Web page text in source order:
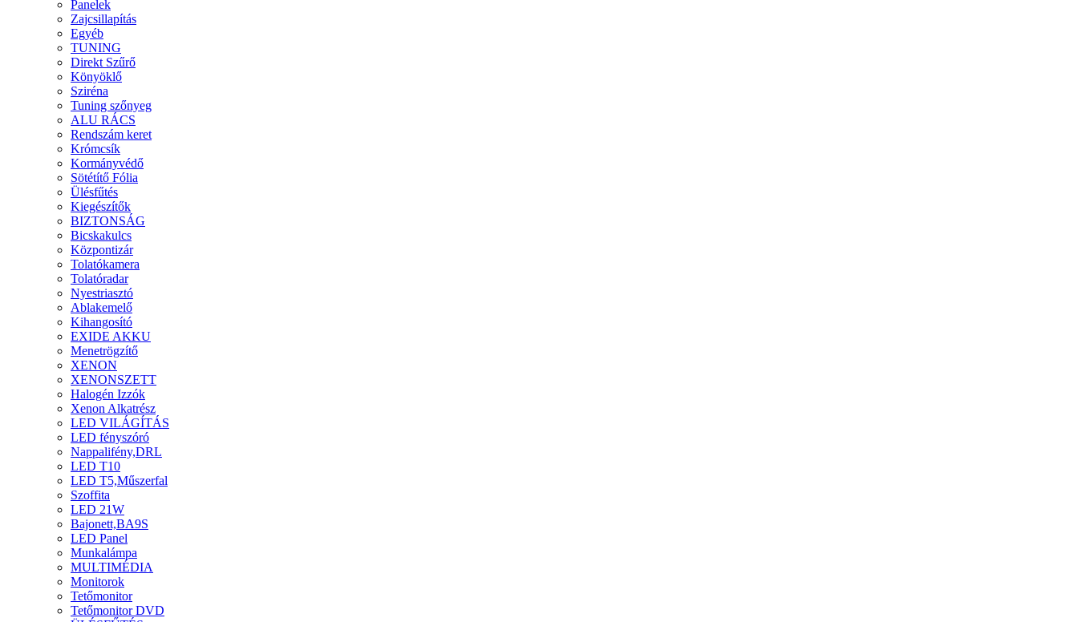
Panelek
Zajcsillapítás
Egyéb
TUNING
Direkt Szűrő
Könyöklő
Sziréna
Tuning szőnyeg
ALU RÁCS
Rendszám keret
Krómcsík
Kormányvédő
Sötétítő Fólia
Ülésfűtés
Kiegészítők
BIZTONSÁG
Bicskakulcs
Központizár
Tolatókamera
Tolatóradar
Nyestriasztó
Ablakemelő
Kihangosító
EXIDE AKKU
Menetrögzítő
XENON
XENONSZETT
Halogén Izzók
Xenon Alkatrész
LED VILÁGÍTÁS
LED fényszóró
Nappalifény,DRL
LED T10
LED T5,Műszerfal
Szoffita
LED 21W
Bajonett,BA9S
LED Panel
Munkalámpa
MULTIMÉDIA
Monitorok
Tetőmonitor
Tetőmonitor DVD